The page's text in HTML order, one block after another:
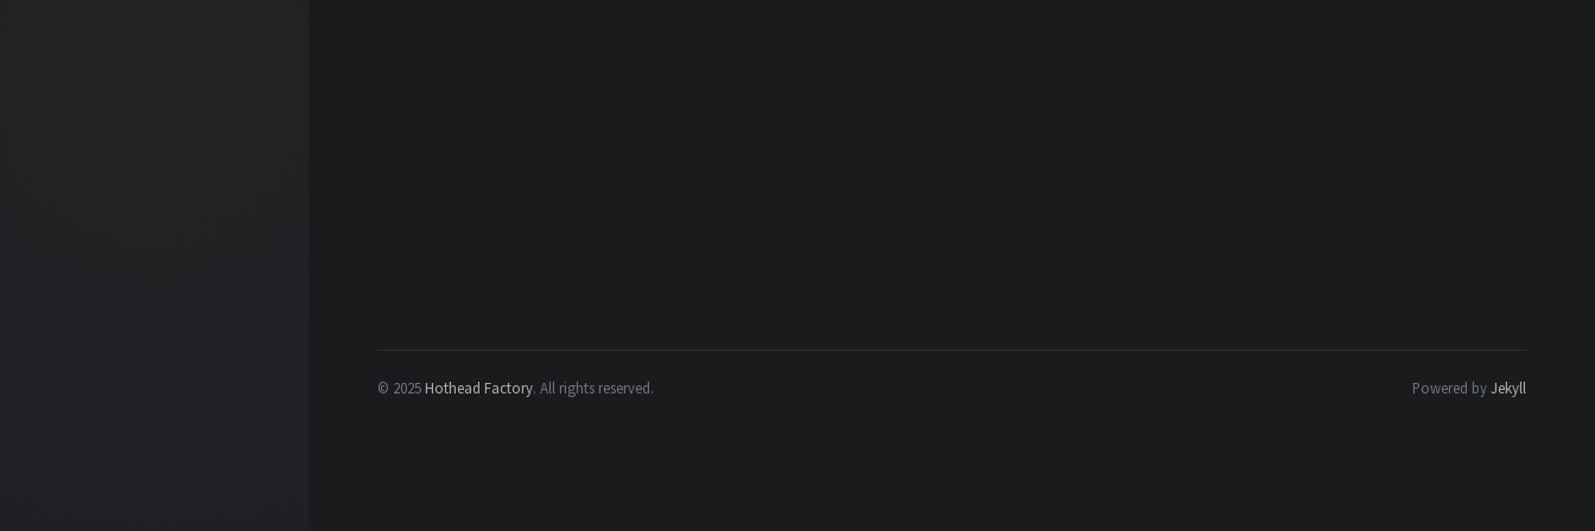
© 2025 Hothead Factory.All rights reserved. Powered byJekyll